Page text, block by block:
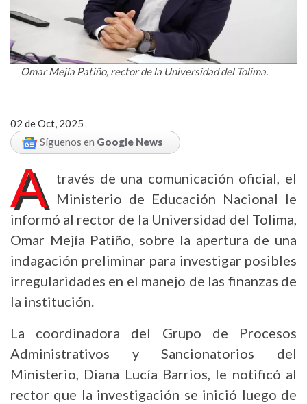
Omar Mejía Patiño, rector de la Universidad del Tolima.
02 de Oct, 2025
Síguenos en Google News
A
través de una comunicación oficial, el
Ministerio de Educación Nacional le
informó al rector de la Universidad del Tolima,
Omar Mejía Patiño, sobre la apertura de una
indagación preliminar para investigar posibles
irregularidades en el manejo de las finanzas de
la institución.
La coordinadora del Grupo de Procesos
Administrativos y Sancionatorios del
Ministerio, Diana Lucía Barrios, le notificó al
rector que la investigación se inició luego de